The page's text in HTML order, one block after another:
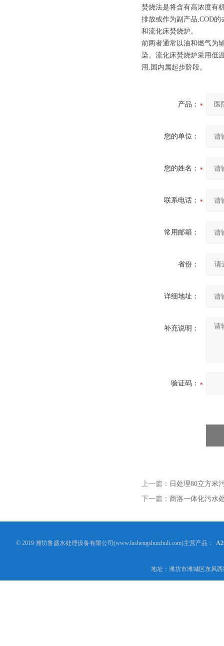
焚烧法是将含有高浓度有
排放或作为副产品,COD
和流化床焚烧炉。
前两者通常以油和燃气为
染。流化床焚烧炉采用低
用,国内属起步阶段。
产品：
您的单位：
您的姓名：
联系电话：
常用邮箱：
省份：
详细地址：
补充说明：
验证码：
上一篇： 日处理80立方米
下一篇： 商洛一体化污水
© 2019 潍坊鲁盛水处理设备有限公司(www.lushengshuichuli.com)主营产品：
地址：潍坊市潍城区东风